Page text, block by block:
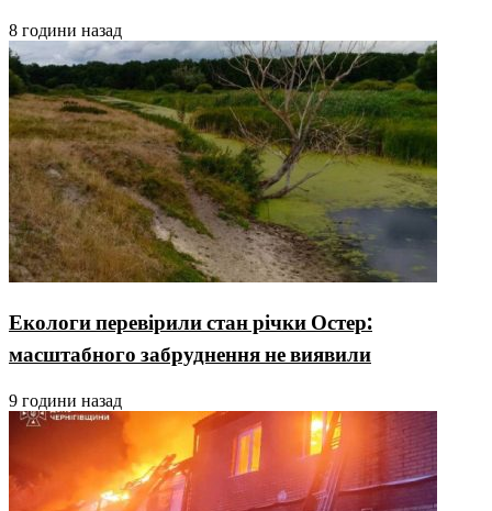
8 години назад
Екологи перевірили стан річки Остер:
масштабного забруднення не виявили
9 години назад